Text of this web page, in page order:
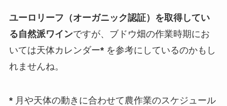
ユーロリーフ（オーガニック認証）を取得してい
る自然派ワインですが、ブドウ畑の作業時期にお
いては天体カレンダー*を参考にしているのかもし
れませんね。
*月や天体の動きに合わせて農作業のスケジュール